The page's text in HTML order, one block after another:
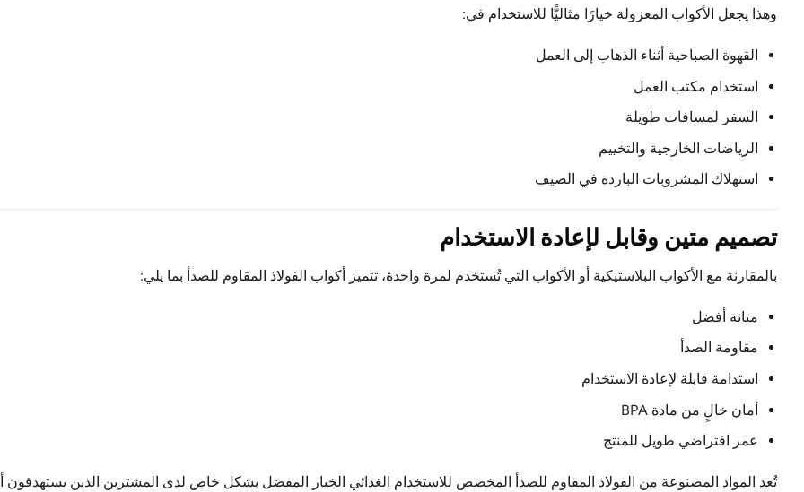
وهذا يجعل الأكواب المعزولة خيارًا مثاليًّا للاستخدام في:
القهوة الصباحية أثناء الذهاب إلى العمل
استخدام مكتب العمل
السفر لمسافات طويلة
الرياضات الخارجية والتخييم
استهلاك المشروبات الباردة في الصيف
تصميم متين وقابل لإعادة الاستخدام
بالمقارنة مع الأكواب البلاستيكية أو الأكواب التي تُستخدم لمرة واحدة، تتميز أكواب الفولاذ المقاوم للصدأ بما يلي:
متانة أفضل
مقاومة الصدأ
استدامة قابلة لإعادة الاستخدام
أمان خالٍ من مادة BPA
عمر افتراضي طويل للمنتج
تُعد المواد المصنوعة من الفولاذ المقاوم للصدأ المخصص للاستخدام الغذائي الخيار المفضل بشكل خاص لدى المشترين الذين يستهدفون